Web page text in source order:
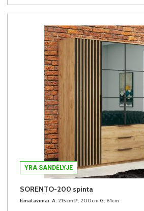
YRA SANDĖLYJE
SORENTO-200 spinta
Išmatavimai: A: 215cm P: 200cm G: 61cm